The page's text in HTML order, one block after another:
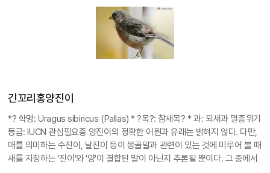
주로 삶을 살아가는 여러 새들과 마찬가지로, 높은 건물의 유리벽을 숲으로
착각하여 부딪혀 목숨을 잃는 경우가 많이 발생하고, 또 도시에서 발생하는
여러 전자파 때문에 철새로서 자신이 돌아가야 할 길을 잃어버리는 경우도
최근 조사에서 많이 밝혀지고 있다고 한다. ?尾歌? / Luscinia sibilans
雌性比雄性身??小，尾巴的?色羽?少，下面部分的???理?色??且
不完整。???看和麻雀相似，但嘴相??薄、?尖，脚??，因此?容易?
分?。 ?是春季和秋季????的候?，?不特意捕食，由于在?林中的地
面上?吃的，所以主要栖息在城市的公?或小的森林地?，而不是?
郁的深山里。??：麻雀目- 斑?科， 采集地：，采集日期: ，??危机
等?： IUCN 需要被?注的物?
긴꼬리홍양진이
*? 학명: Uragus sibiricus (Pallas)* ?목?: 참새목? * 과: 되새과 멸종위기
등급: IUCN 관심필요종 양진이의 정확한 어원과 유래는 밝혀지 않다. 다만,
매를 의미하는 수진이, 날진이 등이 몽골말과 관련이 있는 것에 미루어 볼 때
새를 지칭하는 '진이'와 '양'이 결합된 말이 아닌지 추론될 뿐이다. 그 중에서